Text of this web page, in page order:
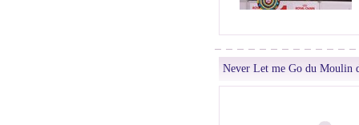
Never Let me Go du Moulin